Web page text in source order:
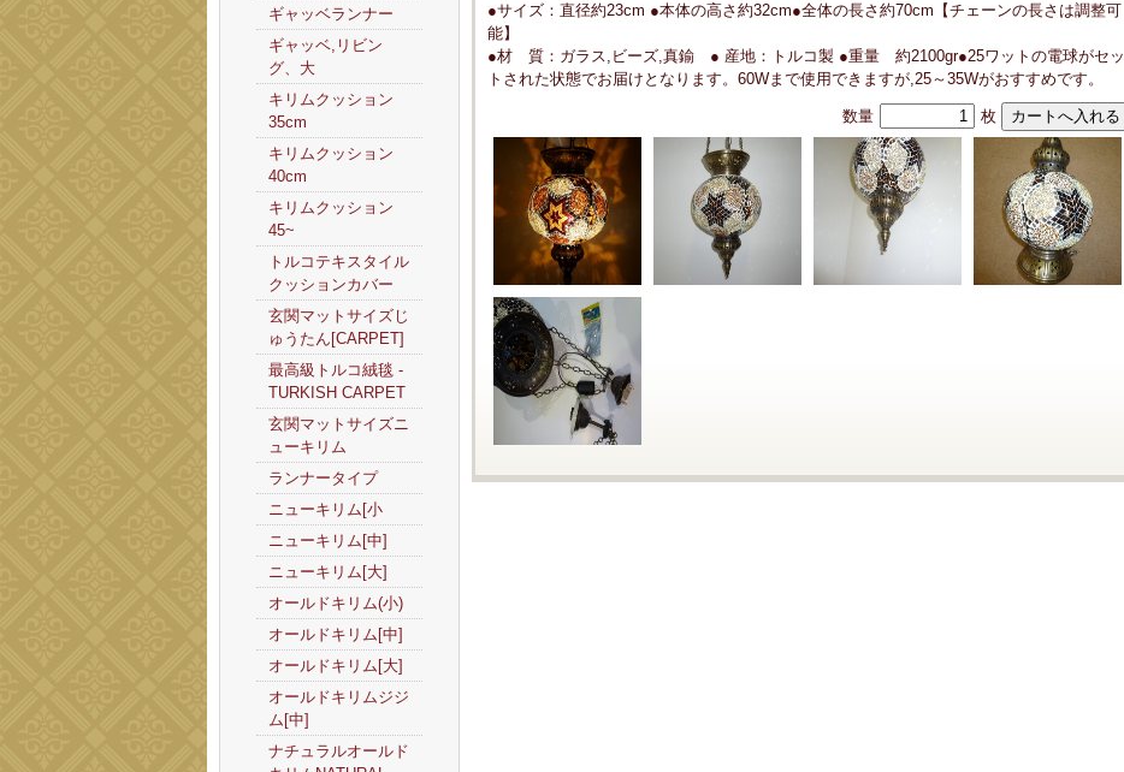
ギャッベランナー
ギャッベ,リビン
グ、大
キリムクッション
35cm
キリムクッション
40cm
キリムクッション
45~
トルコテキスタイル
クッションカバー
玄関マットサイズじ
ゅうたん[CARPET]
最高級トルコ絨毯 -
TURKISH CARPET
玄関マットサイズニ
ューキリム
ランナータイプ
ニューキリム[小
ニューキリム[中]
ニューキリム[大]
オールドキリム(小)
オールドキリム[中]
オールドキリム[大]
オールドキリムジジ
ム[中]
ナチュラルオールド
●サイズ：直径約23cm ●本体の高さ約32cm●全体の長さ約70cm【チェーンの長さは調整可
能】
●材 質：ガラス,ビーズ,真鍮 ● 産地：トルコ製 ●重量 約2100gr●25ワットの電球がセッ
トされた状態でお届けとなります。60Wまで使用できますが,25～35Wがおすすめです。
数量 枚